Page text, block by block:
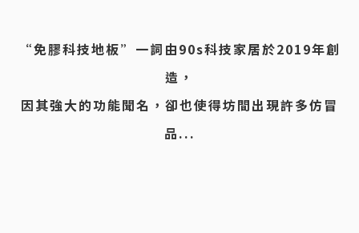
“免膠科技地板”一詞由90s科技家居於2019年創
造，
因其強大的功能聞名，卻也使得坊間出現許多仿冒
品...